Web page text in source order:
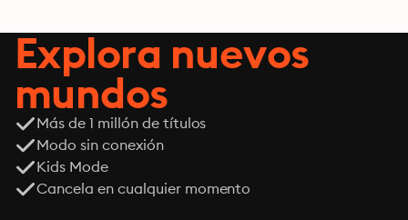
Explora nuevos
mundos
Más de 1 millón de títulos
Modo sin conexión
Kids Mode
Cancela en cualquier momento